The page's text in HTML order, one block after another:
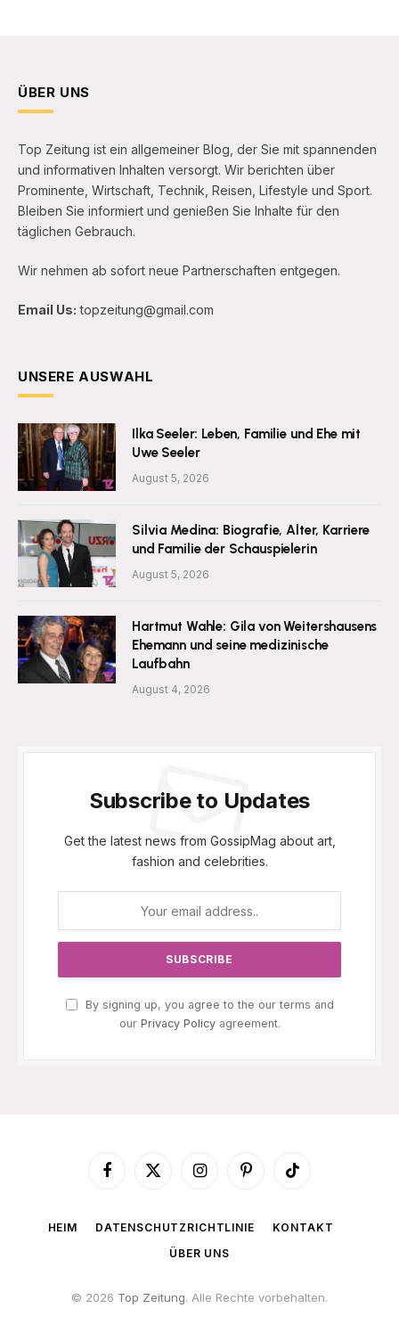
ÜBER UNS
Top Zeitung ist ein allgemeiner Blog, der Sie mit spannenden
und informativen Inhalten versorgt. Wir berichten über
Prominente, Wirtschaft, Technik, Reisen, Lifestyle und Sport.
Bleiben Sie informiert und genießen Sie Inhalte für den
täglichen Gebrauch.
Wir nehmen ab sofort neue Partnerschaften entgegen.
Email Us: topzeitung@gmail.com
UNSERE AUSWAHL
Ilka Seeler: Leben, Familie und Ehe mit
Uwe Seeler
August 5, 2026
Silvia Medina: Biografie, Alter, Karriere
und Familie der Schauspielerin
August 5, 2026
Hartmut Wahle: Gila von Weitershausens
Ehemann und seine medizinische
Laufbahn
August 4, 2026
Subscribe to Updates
Get the latest news from GossipMag about art,
fashion and celebrities.
By signing up, you agree to the our terms and
our Privacy Policyagreement.
Facebook
X
InstagramPinterestTikTok
HEIM DATENSCHUTZRICHTLINIE
KONTAKT
ÜBER UNS
© 2026 Top Zeitung. Alle Rechte vorbehalten.